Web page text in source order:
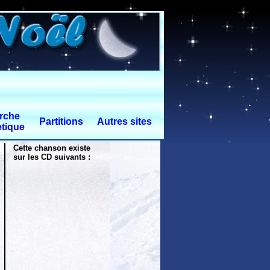
Partitions Autres sites
Cette chanson existe
sur les CD suivants :